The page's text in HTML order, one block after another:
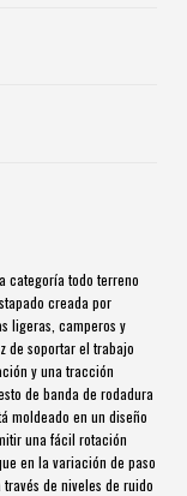
categoría todo terreno
creada por
ligeras, camperos y
de soportar el trabajo
y una tracción
de banda de rodadura
moldeado en un diseño
una fácil rotación
en la variación de paso
de niveles de ruido